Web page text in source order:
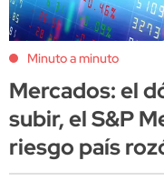
Minuto a minuto
Mercados: el
subir, el S&P
riesgo país